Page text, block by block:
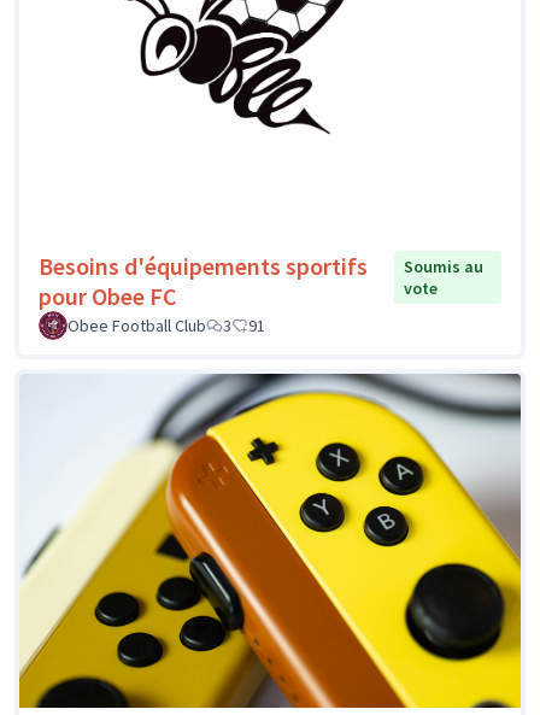
Besoins d'équipements sportifs
pour Obee FC
Soumis au
vote
Obee Football Club
3 91